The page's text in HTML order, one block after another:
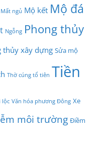
Mất ngủ Mộ kết Mộ đá
Ngỗng Phong thủy
thủy xây dựng Sửa mộ
Thờ cúng tổ tiên Tiền
lộc Văn hóa phương Đông Xe
môi trường Điềm